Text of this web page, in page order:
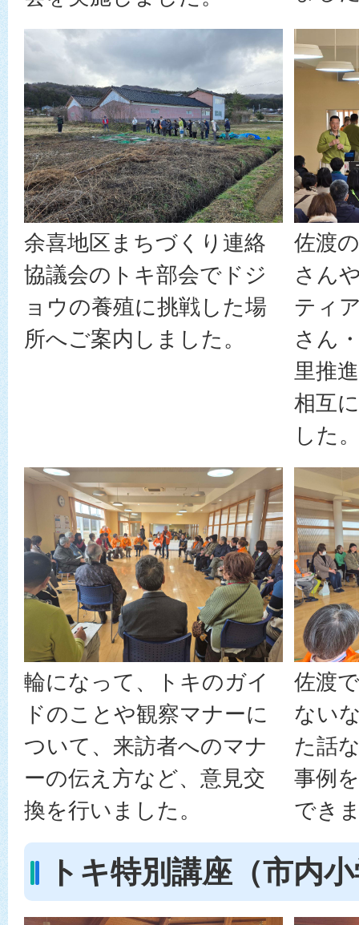
余喜地区まちづくり連絡
協議会のトキ部会でドジ
ョウの養殖に挑戦した場
所へご案内しました。
佐渡
さん
ティ
さん
里推
相互
した
輪になって、トキのガイ
ドのことや観察マナーに
ついて、来訪者へのマナ
ーの伝え方など、意見交
換を行いました。
佐渡
ない
た話
事例
でき
トキ特別講座（市内